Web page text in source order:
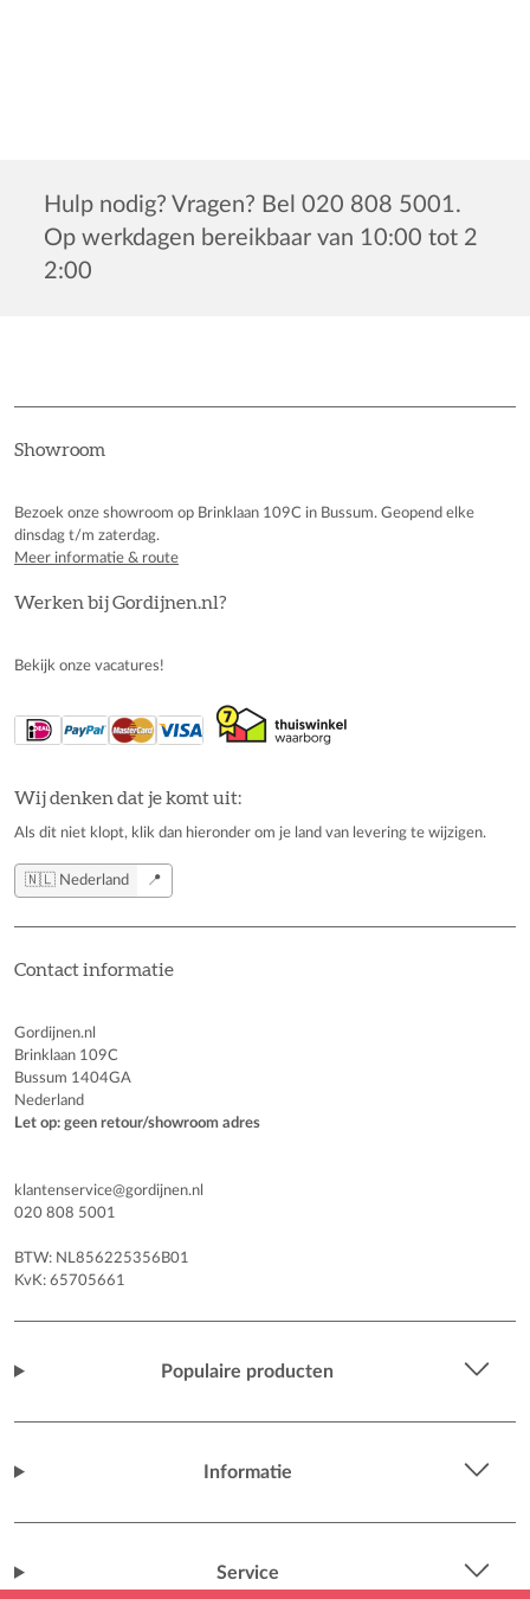
Hulp nodig? Vragen? Bel 020 808 5001.
Op werkdagen bereikbaar van 10:00 tot 2
2:00
Showroom
Bezoek onze showroom op Brinklaan 109C in Bussum. Geopend elke
dinsdag t/m zaterdag.
Meer informatie & route
Werken bij Gordijnen.nl?
Bekijk onze vacatures!
Wij denken dat je komt uit:
Als dit niet klopt, klik dan hieronder om je land van levering te wijzigen.
🇳🇱 Nederland 📍
Contact informatie
Gordijnen.nl
Brinklaan 109C
Bussum 1404GA
Nederland
Let op: geen retour/showroom adres
klantenservice@gordijnen.nl
020 808 5001
BTW: NL856225356B01
KvK: 65705661
Populaire producten
Informatie
Service